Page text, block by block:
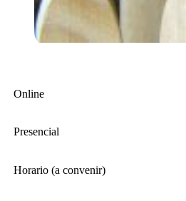
Online
Presencial
Horario (a convenir)